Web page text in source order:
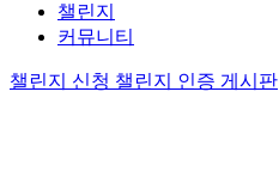
챌린지
커뮤니티
챌린지 신청 챌린지 인증 게시판